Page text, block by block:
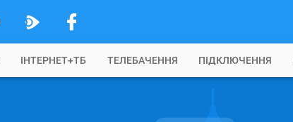
ІНТЕРНЕТ+ТБ ТЕЛЕБАЧЕННЯ ПІДКЛЮЧЕННЯ